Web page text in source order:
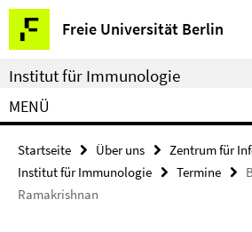
Springe
direkt
zu
Inhalt
Freie Universität Berlin
Service-
Navigation
Institut für Immunologie
MENÜ
Startseite Über uns
Zentrum für
Institut für Immunologie
Termine
Ramakrishnan